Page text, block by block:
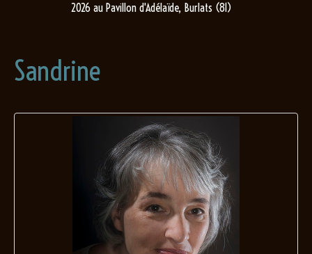
2026 au Pavillon d'Adélaïde, Burlats (81)
Sandrine